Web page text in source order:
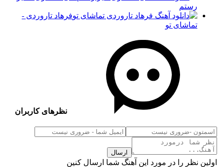
رستم
فرهاد تاروردی -
تماشای تو
نظرهای کاربران
ارسال
اولین نظر را در مورد این آهنگ شما ارسال کنین